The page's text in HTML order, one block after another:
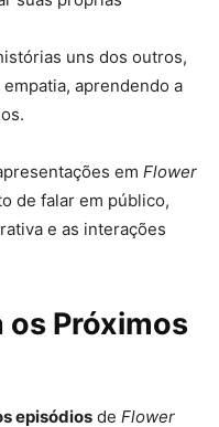
uns dos outros,
aprendendo a
em Flower
de falar em público,
e as interações
Próximos
episódios de Flower